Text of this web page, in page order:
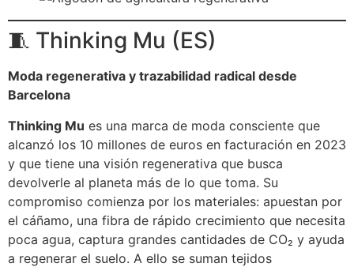
🧵 Thinking Mu (ES)
Moda regenerativa y trazabilidad radical desde
Barcelona
Thinking Mu es una marca de moda consciente que
alcanzó los 10 millones de euros en facturación en 2023
y que tiene una visión regenerativa que busca
devolverle al planeta más de lo que toma. Su
compromiso comienza por los materiales: apuestan por
el cáñamo, una fibra de rápido crecimiento que necesita
poca agua, captura grandes cantidades de CO₂ y ayuda
a regenerar el suelo. A ello se suman tejidos